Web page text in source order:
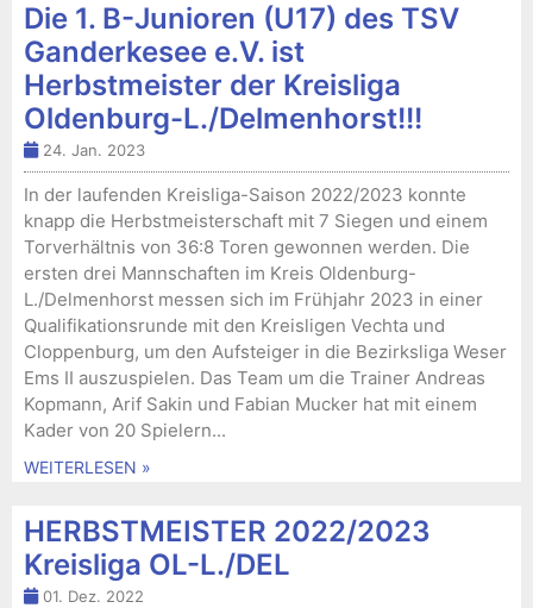
Die 1. B-Junioren (U17) des TSV
Ganderkesee e.V. ist
Herbstmeister der Kreisliga
Oldenburg-L./Delmenhorst!!!
24. Jan. 2023
In der laufenden Kreisliga-Saison 2022/2023 konnte
knapp die Herbstmeisterschaft mit 7 Siegen und einem
Torverhältnis von 36:8 Toren gewonnen werden. Die
ersten drei Mannschaften im Kreis Oldenburg-
L./Delmenhorst messen sich im Frühjahr 2023 in einer
Qualifikationsrunde mit den Kreisligen Vechta und
Cloppenburg, um den Aufsteiger in die Bezirksliga Weser
Ems II auszuspielen. Das Team um die Trainer Andreas
Kopmann, Arif Sakin und Fabian Mucker hat mit einem
Kader von 20 Spielern...
WEITERLESEN »
HERBSTMEISTER 2022/2023
Kreisliga OL-L./DEL
01. Dez. 2022